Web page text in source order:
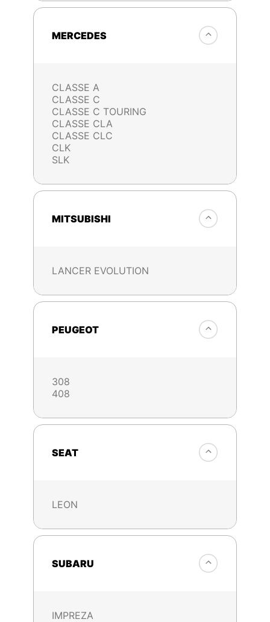
MERCEDES
CLASSE A
CLASSE C
CLASSE C TOURING
CLASSE CLA
CLASSE CLC
CLK
SLK
MITSUBISHI
LANCER EVOLUTION
PEUGEOT
308
408
SEAT
LEON
SUBARU
IMPREZA